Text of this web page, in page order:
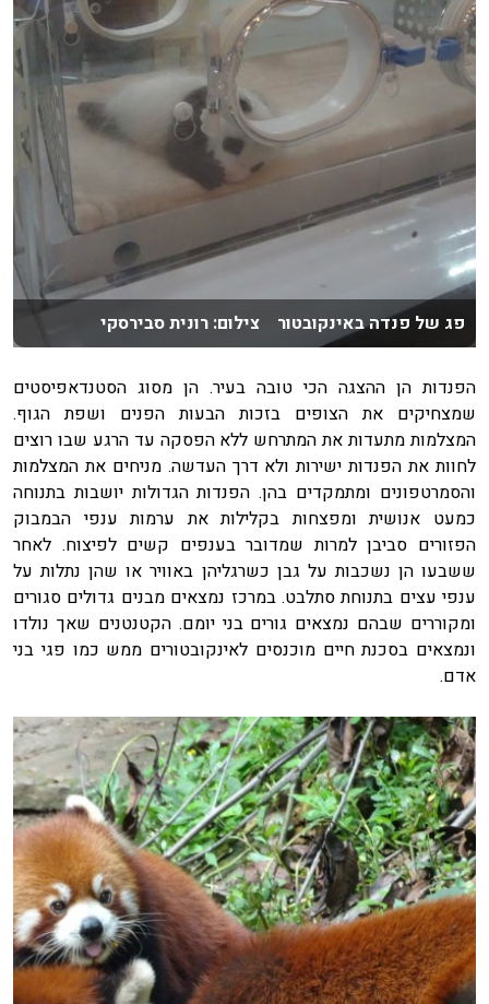
פג של פנדה באינקובטור צילום: רונית סבירסקי
הפנדות הן ההצגה הכי טובה בעיר. הן מסוג הסטנדאפיסטים
שמצחיקים את הצופים בזכות הבעות הפנים ושפת הגוף.
המצלמות מתעדות את המתרחש ללא הפסקה עד הרגע שבו רוצים
לחוות את הפנדות ישירות ולא דרך העדשה. מניחים את המצלמות
והסמרטפונים ומתמקדים בהן. הפנדות הגדולות יושבות בתנוחה
כמעט אנושית ומפצחות בקלילות את ערמות ענפי הבמבוק
הפזורים סביבן למרות שמדובר בענפים קשים לפיצוח. לאחר
ששבעו הן נשכבות על גבן כשרגליהן באוויר או שהן נתלות על
ענפי עצים בתנוחת סתלבט. במרכז נמצאים מבנים גדולים סגורים
ומקוררים שבהם נמצאים גורים בני יומם. הקטנטנים שאך נולדו
ונמצאים בסכנת חיים מוכנסים לאינקובטורים ממש כמו פגי בני
אדם.